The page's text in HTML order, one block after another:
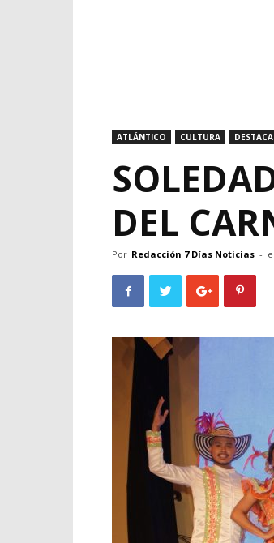
ATLÁNTICO CULTURA
DEL
Por Redacción 7 Días Noticias -